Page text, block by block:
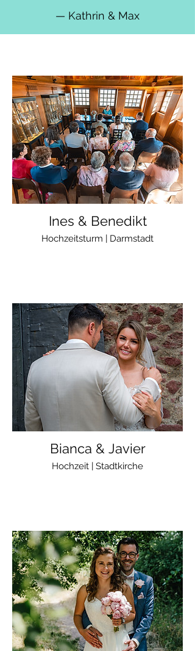
— Kathrin & Max
Ines & Benedikt
Hochzeitsturm | Darmstadt
Bianca & Javier
Hochzeit | Stadtkirche